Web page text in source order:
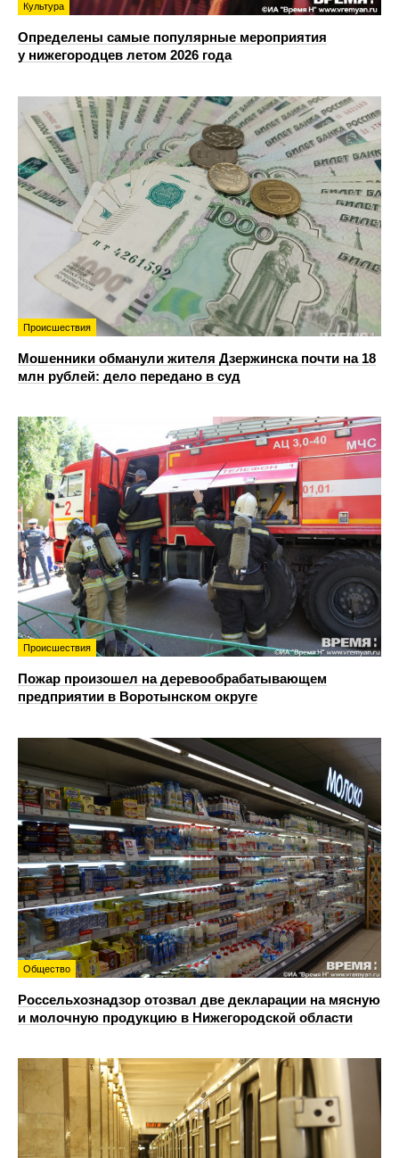
Культура
Определены самые популярные мероприятия
у нижегородцев летом 2026 года
Происшествия
Мошенники обманули жителя Дзержинска почти на 18
млн рублей: дело передано в суд
Происшествия
Пожар произошел на деревообрабатывающем
предприятии в Воротынском округе
Общество
Россельхознадзор отозвал две декларации на мясную
и молочную продукцию в Нижегородской области